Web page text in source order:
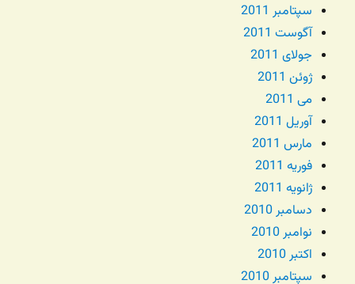
سپتامبر 2011
آگوست 2011
جولای 2011
ژوئن 2011
می 2011
آوریل 2011
مارس 2011
فوریه 2011
ژانویه 2011
دسامبر 2010
نوامبر 2010
اکتبر 2010
سپتامبر 2010